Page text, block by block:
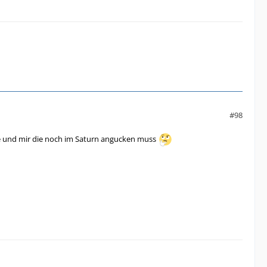
#98
mir die noch im Saturn angucken muss